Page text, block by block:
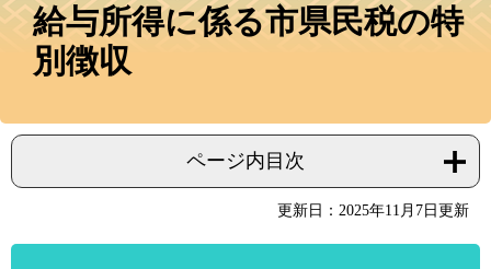
文
給与所得に係る市県民税の特
別徴収
ページ内目次
更新日：2025年11月7日更新